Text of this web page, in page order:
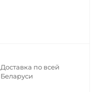
Доставка по всей
Беларуси